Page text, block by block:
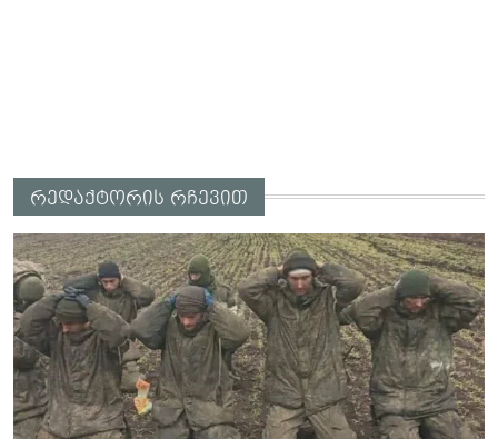
რედაქტორის რჩევით